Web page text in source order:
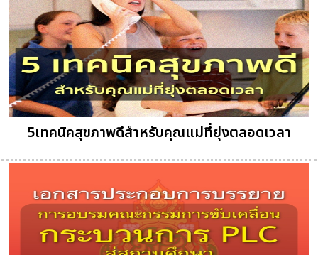
5เทคนิคสุขภาพดีสำหรับคุณแม่ที่ยุ่งตลอดเวลา